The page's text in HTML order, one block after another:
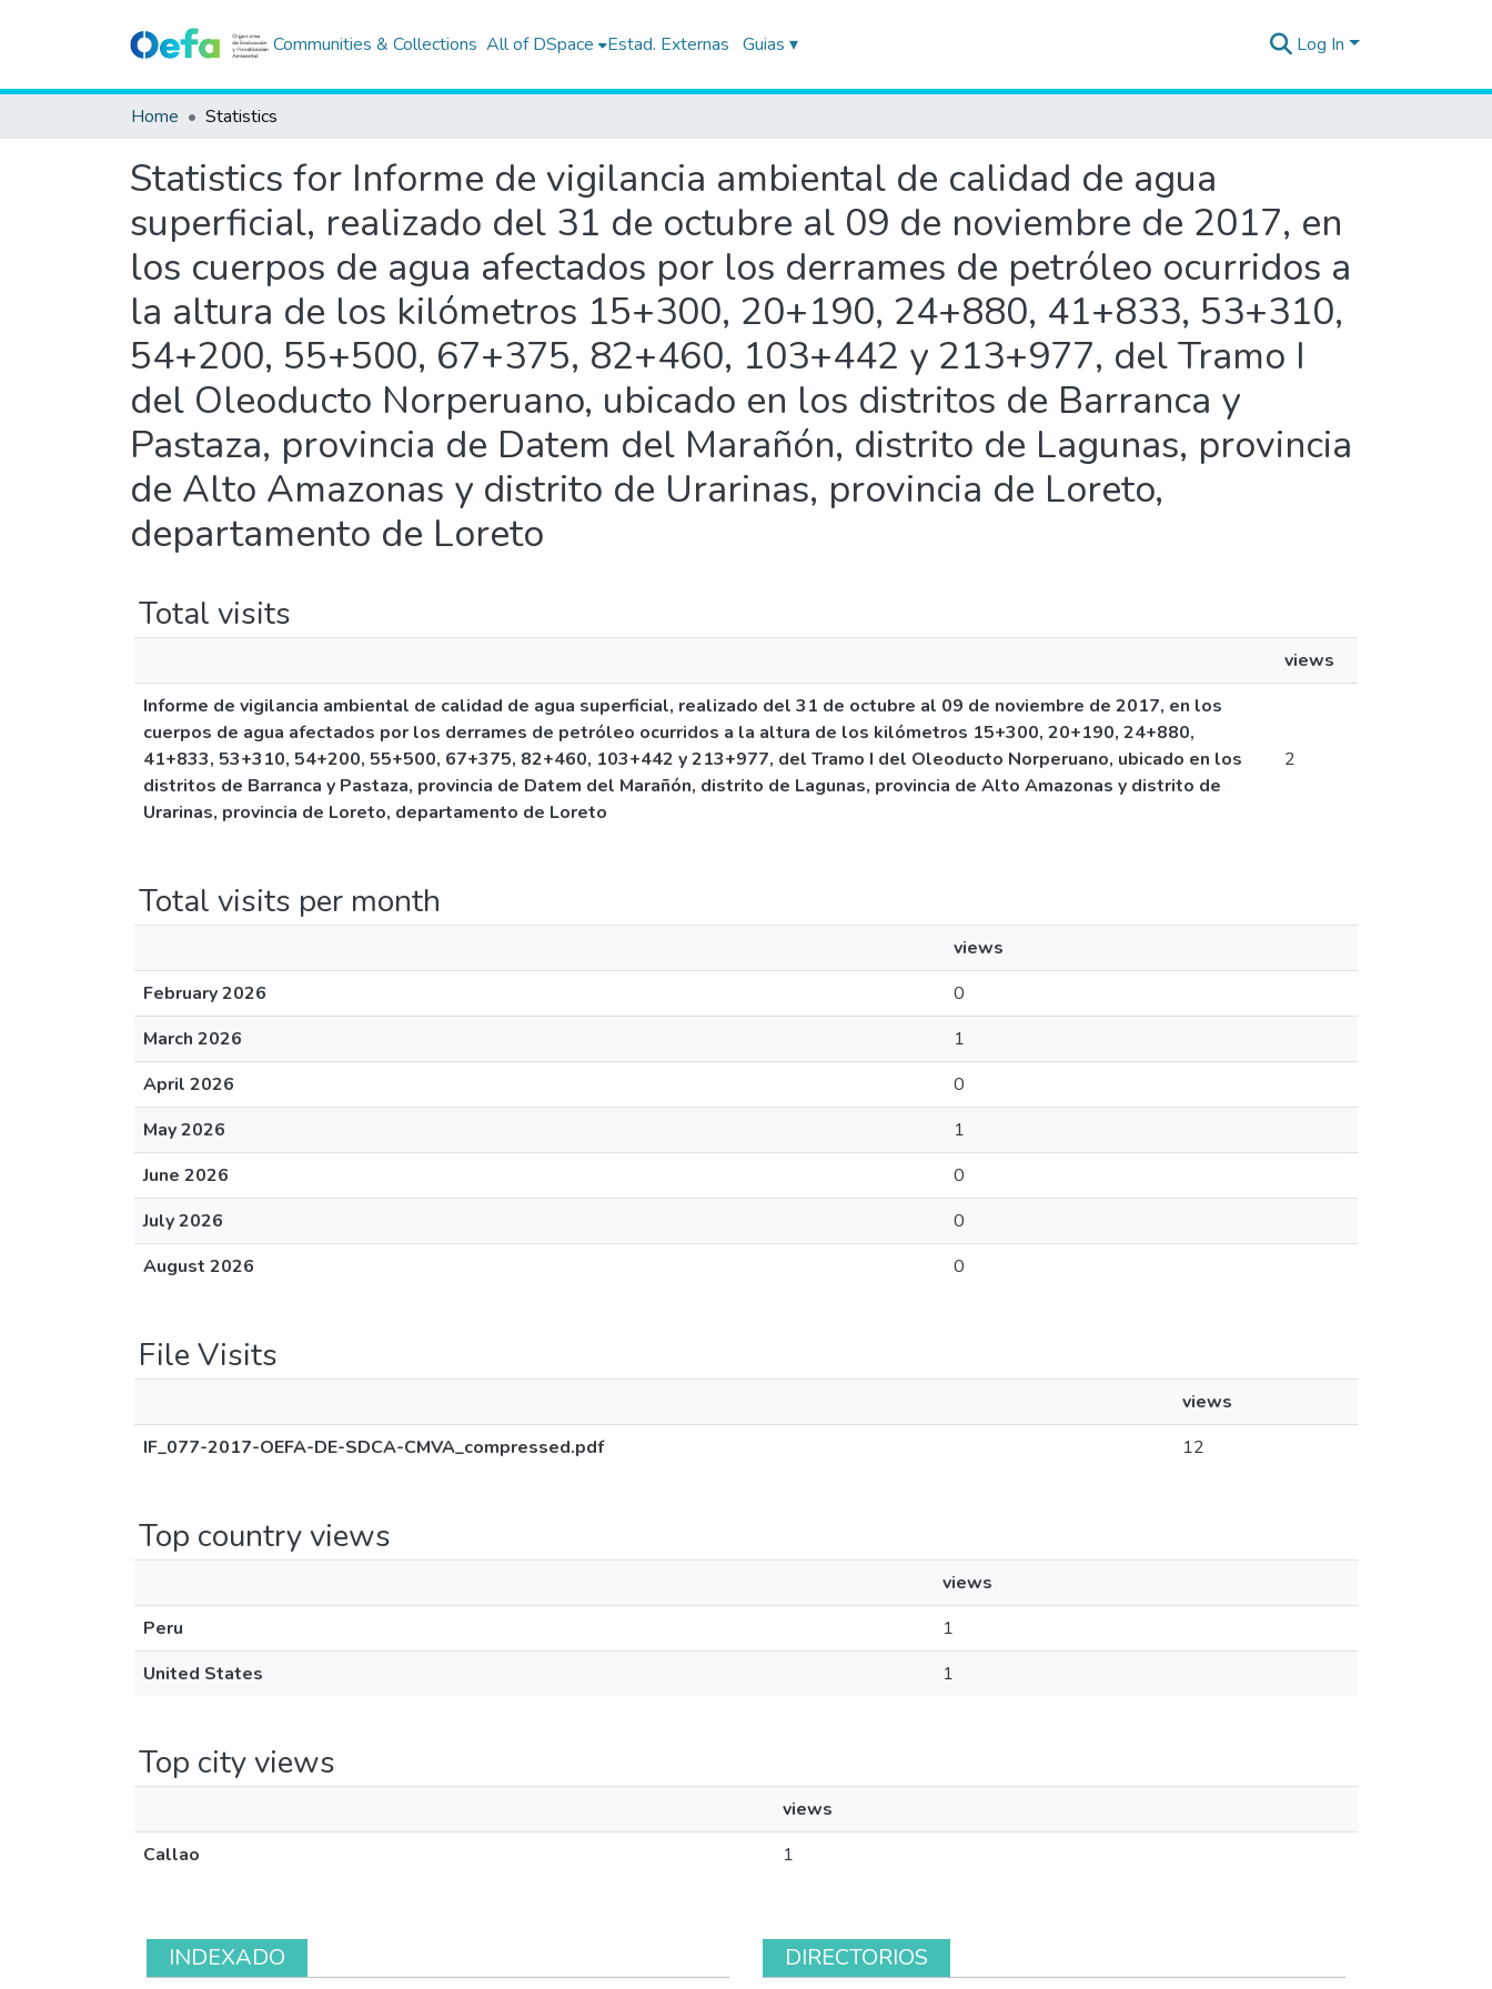
Communities & Collections All of DSpace Estad. Externas Guias ▾ Log In
Home Statistics
Statistics for Informe de vigilancia ambiental de calidad de agua
superficial, realizado del 31 de octubre al 09 de noviembre de 2017, en
los cuerpos de agua afectados por los derrames de petróleo ocurridos a
la altura de los kilómetros 15+300, 20+190, 24+880, 41+833, 53+310,
54+200, 55+500, 67+375, 82+460, 103+442 y 213+977, del Tramo I
del Oleoducto Norperuano, ubicado en los distritos de Barranca y
Pastaza, provincia de Datem del Marañón, distrito de Lagunas, provincia
de Alto Amazonas y distrito de Urarinas, provincia de Loreto,
departamento de Loreto
Total visits
views
Informe de vigilancia ambiental de calidad de agua superficial, realizado del 31 de octubre al 09 de noviembre de 2017, en los
cuerpos de agua afectados por los derrames de petróleo ocurridos a la altura de los kilómetros 15+300, 20+190, 24+880,
41+833, 53+310, 54+200, 55+500, 67+375, 82+460, 103+442 y 213+977, del Tramo I del Oleoducto Norperuano, ubicado en los
distritos de Barranca y Pastaza, provincia de Datem del Marañón, distrito de Lagunas, provincia de Alto Amazonas y distrito de
Urarinas, provincia de Loreto, departamento de Loreto
2
Total visits per month
views
February 2026
0
March 2026
1
April 2026
0
May 2026
1
June 2026
0
July 2026
0
August 2026
0
File Visits
views
IF_077-2017-OEFA-DE-SDCA-CMVA_compressed.pdf
12
Top country views
views
Peru
1
United States
1
Top city views
views
Callao
1
INDEXADO DIRECTORIOS